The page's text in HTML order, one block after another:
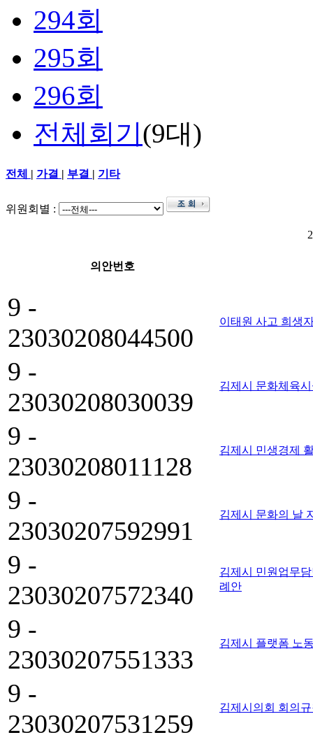
294회
295회
296회
전체회기(9대)
전체 | 가결 | 부결 | 기타
위원회별 :
의안번호
9 -
23030208044500
이태원 사고 희생
9 -
23030208030039
김제시 문화체육
9 -
23030208011128
김제시 민생경제
9 -
23030207592991
김제시 문화의 날
9 -
23030207572340
김제시 민원업무
례안
9 -
23030207551333
김제시 플랫폼 노
9 -
23030207531259
김제시의회 회의